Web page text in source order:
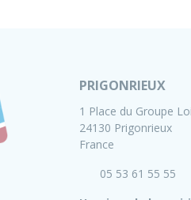
PRIGONRIEUX
1 Place du Groupe
24130 Prigonrieux
France
05 53 61 55 55